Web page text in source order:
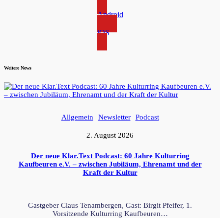
Android
iOS
Weitere News
Allgemein Newsletter Podcast
2. August 2026
Der neue Klar.Text Podcast: 60 Jahre Kulturring
Kaufbeuren e.V. – zwischen Jubiläum, Ehrenamt und der
Kraft der Kultur
Gastgeber Claus Tenambergen, Gast: Birgit Pfeifer, 1.
Vorsitzende Kulturring Kaufbeuren…